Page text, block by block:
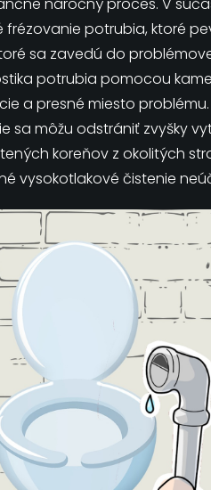
frézovanie potrubia, ktoré
sa zavedú do
potrubia pomocou
a presné miesto
sa môžu odstrániť zvyšky
koreňov z okolitých
vysokotlakové čistenie